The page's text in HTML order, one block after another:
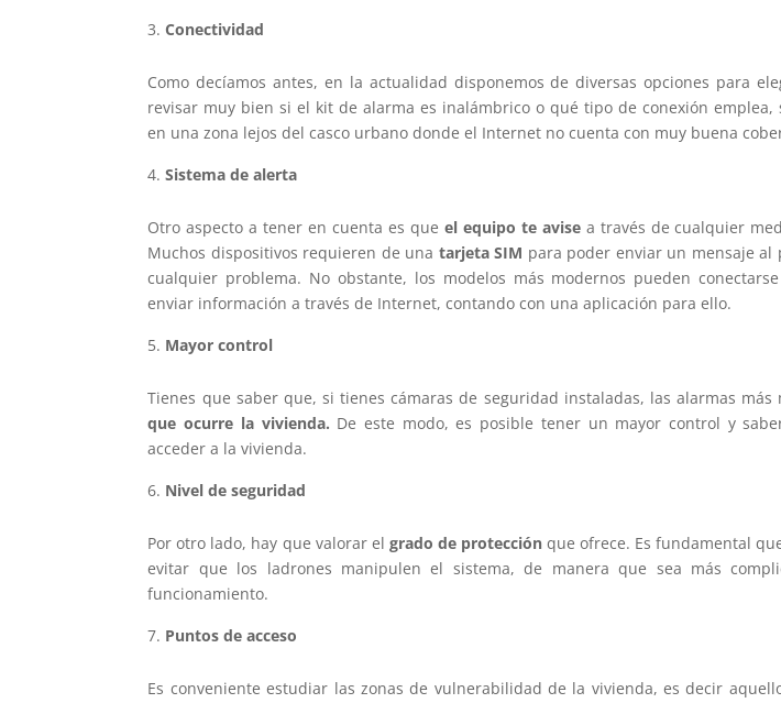
Conectividad
Como decíamos antes, en la actualidad disponemos de diversas opciones para
revisar muy bien si el kit de alarma es inalámbrico o qué tipo de conexión
en una zona lejos del casco urbano donde el Internet no cuenta con muy buena
Sistema de alerta
Otro aspecto a tener en cuenta es que el equipo te avisea través de cualquier
Muchos dispositivos requieren de una tarjeta SIM para poder enviar un mensaje al
cualquier problema. No obstante, los modelos más modernos pueden
enviar información a través de Internet, contando con una aplicación para ello.
Mayor control
Tienes que saber que, si tienes cámaras de seguridad instaladas, las alarmas
que ocurre la vivienda. De este modo, es posible tener un mayor control y
acceder a la vivienda.
Nivel de seguridad
Por otro lado, hay que valorar el grado de protecciónque ofrece. Es fundamental
evitar que los ladrones manipulen el sistema, de manera que sea más
funcionamiento.
Puntos de acceso
Es conveniente estudiar las zonas de vulnerabilidad de la vivienda, es decir